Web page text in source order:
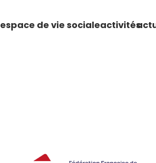
espace de vie socialeactivités